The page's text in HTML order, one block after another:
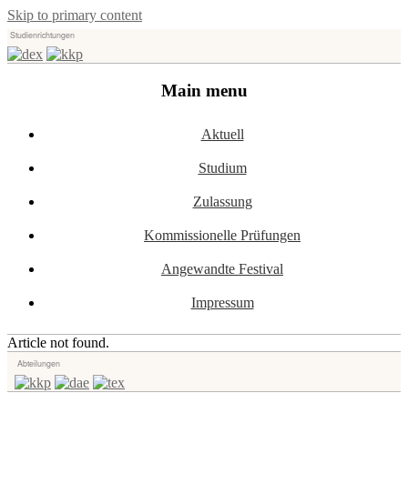
Skip to primary content
dex-kkp
Universität für angewandte Kunst Wien
Studienrichtungen
Main menu
Aktuell
Studium
Zulassung
Kommissionelle Prüfungen
Angewandte Festival
Impressum
Article not found.
Abteilungen